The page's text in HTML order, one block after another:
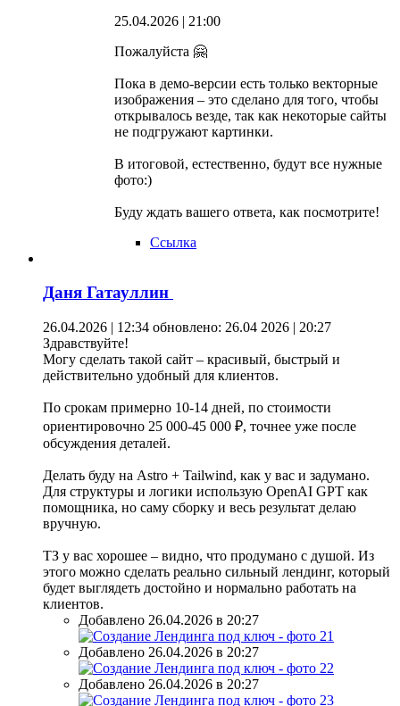
25.04.2026 | 21:00
Пожалуйста 🤗
Пока в демо-версии есть только векторные
изображения – это сделано для того, чтобы
открывалось везде, так как некоторые сайты
не подгружают картинки.
В итоговой, естественно, будут все нужные
фото:)
Буду ждать вашего ответа, как посмотрите!
Ссылка
Даня Гатауллин
26.04.2026 | 12:34 обновлено: 26.04 2026 | 20:27
Здравствуйте!
Могу сделать такой сайт – красивый, быстрый и
действительно удобный для клиентов.
По срокам примерно 10-14 дней, по стоимости
ориентировочно 25 000-45 000 ₽, точнее уже после
обсуждения деталей.
Делать буду на Astro + Tailwind, как у вас и задумано.
Для структуры и логики использую OpenAI GPT как
помощника, но саму сборку и весь результат делаю
вручную.
ТЗ у вас хорошее – видно, что продумано с душой. Из
этого можно сделать реально сильный лендинг, который
будет выглядеть достойно и нормально работать на
клиентов.
Добавлено 26.04.2026 в 20:27
Добавлено 26.04.2026 в 20:27
Добавлено 26.04.2026 в 20:27